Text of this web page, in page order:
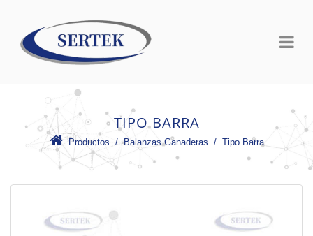
TIPO BARRA
Productos /Balanzas Ganaderas / Tipo Barra